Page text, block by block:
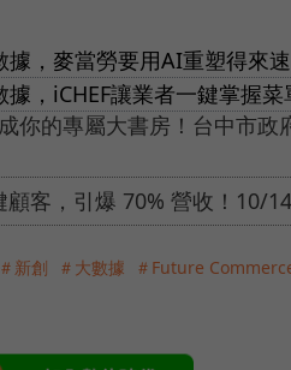
據，麥當勞要用AI重塑得來速
，iCHEF讓業者一鍵掌握菜
你的專屬大書房！台中市
顧客，引爆 70% 營收！10/
＃新創 ＃大數據 ＃Future